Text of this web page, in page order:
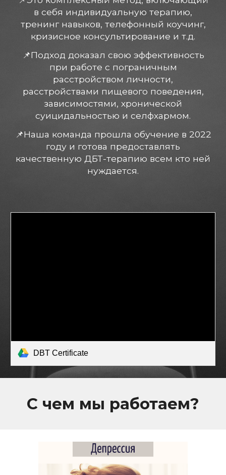
в себя индивидуальную терапию,
тренинг навыков, телефонный коучинг,
кризисное консультирование и т.д.
📌Подход доказал свою эффективность
при работе с пограничным
расстройством личности,
расстройствами пищевого поведения,
зависимостями, хронической
суицидальностью и селфхармом.
📌Наша команда прошла обучение в 2022
году и готова предоставлять
качественную ДБТ-терапию всем кто ней
нуждается.
DBT Certificate
С чем мы работаем?